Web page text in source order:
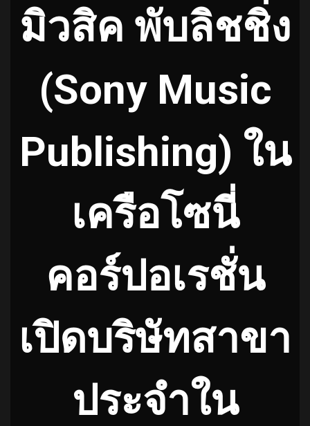
มิวสิค พับลิชชิ่ง
(Sony Music
Publishing) ใน
เครือโซนี่
คอร์ปอเรชั่น
เปิดบริษัทสาขา
ประจำใน